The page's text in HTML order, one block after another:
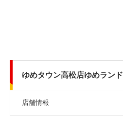
ゆめタウン高松店ゆめランド
店舗情報